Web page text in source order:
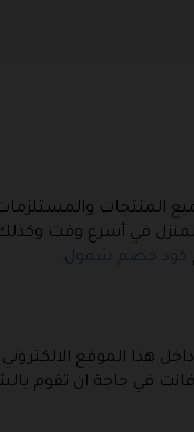
المنتجات
في أسرع وقت
كود خصم شمول .
في حاجة ان تقوم